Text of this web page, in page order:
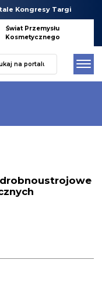
Kongresy Targi
Świat Przemysłu
Kosmetycznego